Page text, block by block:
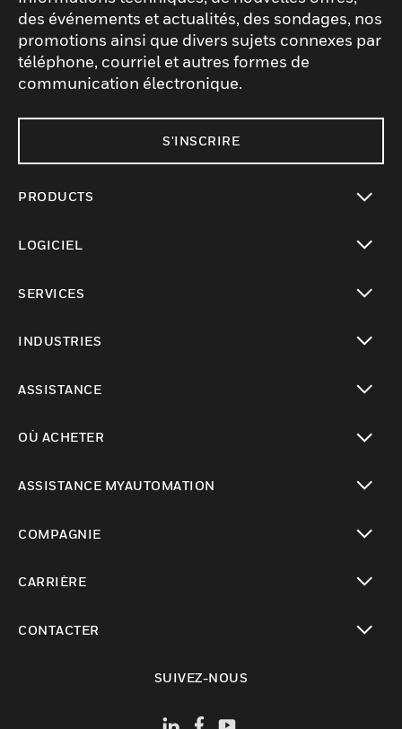
des événements et actualités, des sondages, nos
promotions ainsi que divers sujets connexes par
téléphone, courriel et autres formes de
communication électronique.
S'INSCRIRE
PRODUCTS
LOGICIEL
SERVICES
INDUSTRIES
ASSISTANCE
OÙ ACHETER
ASSISTANCE MYAUTOMATION
COMPAGNIE
CARRIÈRE
CONTACTER
SUIVEZ-NOUS